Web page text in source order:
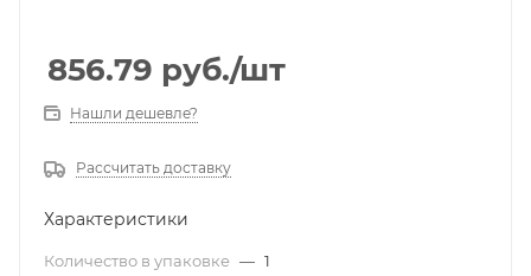
856.79 руб./шт
Нашли дешевле?
Рассчитать доставку
Характеристики
Количество в упаковке — 1